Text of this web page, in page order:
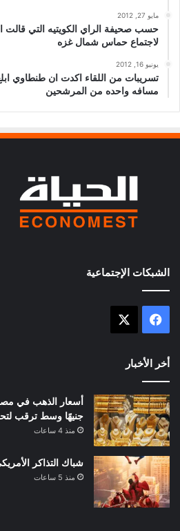
مايو 27, 2012
حسب صحيفة الراي الكويتيه التي
لاجتماع حماس شمال غزه
يونيو 16, 2012
تسريبات من اللقاء اكدت ان طنطاوي
مسافه واحده من المرشحين
الشبكات الإجتماعية
فيسبوك
أخر الأخبار
جنيهًا وسط ترقب
منذ 4 ساعات
شباك التذاكر الأمريكي يسجل
منذ 5 ساعات